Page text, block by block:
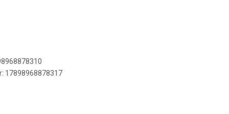
17898968878317